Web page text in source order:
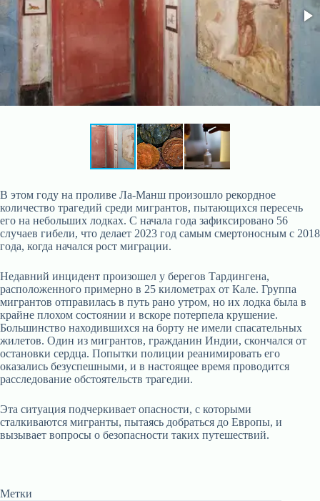
В этом году на проливе Ла-Манш произошло рекордное
количество трагедий среди мигрантов, пытающихся пересечь
его на небольших лодках. С начала года зафиксировано 56
случаев гибели, что делает 2023 год самым смертоносным с 2018
года, когда начался рост миграции.
Недавний инцидент произошел у берегов Тардингена,
расположенного примерно в 25 километрах от Кале. Группа
мигрантов отправилась в путь рано утром, но их лодка была в
крайне плохом состоянии и вскоре потерпела крушение.
Большинство находившихся на борту не имели спасательных
жилетов. Один из мигрантов, гражданин Индии, скончался от
остановки сердца. Попытки полиции реанимировать его
оказались безуспешными, и в настоящее время проводится
расследование обстоятельств трагедии.
Эта ситуация подчеркивает опасности, с которыми
сталкиваются мигранты, пытаясь добраться до Европы, и
вызывает вопросы о безопасности таких путешествий.
Метки